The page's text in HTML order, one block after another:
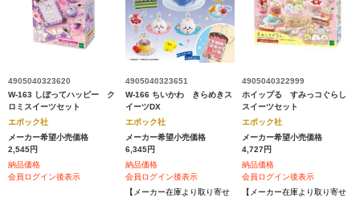
4905040323620
W-163 しぼってハッピー ク
ロミスイーツセット
エポック社
メーカー希望小売価格
2,545円
納品価格
会員ログイン後表示
4905040323651
W-166 ちいかわ きらめきス
イーツDX
エポック社
メーカー希望小売価格
6,345円
納品価格
会員ログイン後表示
【メーカー在庫より取り寄せ
4905040322999
ホイップる すみっコぐらし
スイーツセット
エポック社
メーカー希望小売価格
4,727円
納品価格
会員ログイン後表示
【メーカー在庫より取り寄せ